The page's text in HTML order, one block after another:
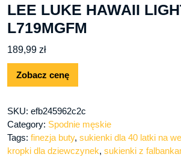
LEE LUKE HAWAII
L719MGFM
189,99 zł
Zobacz cenę
SKU: efb245962c2c
Category: Spodnie męskie
Tags: finezja buty, sukienki dla 40 latki na
kropki dla dziewczynek, sukienki z